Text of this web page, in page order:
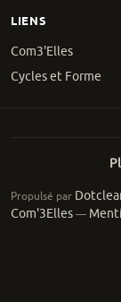
LIENS
Com3'Elles
Cycles et Forme
Propulsé par
Com'3Elles—